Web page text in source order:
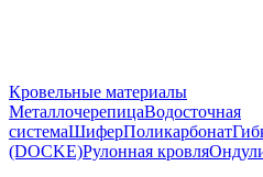
Кровельные материалы
МеталлочерепицаВодосточная
системаШиферПоликарбонат
(DOCKE)Рулонная кровля